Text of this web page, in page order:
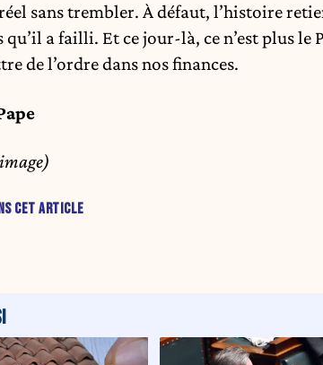
sans trembler. À défaut, l’histoire
qu’il a failli. Et ce jour-là, ce n’est plus
de l’ordre dans nos finances.
CET ARTICLE